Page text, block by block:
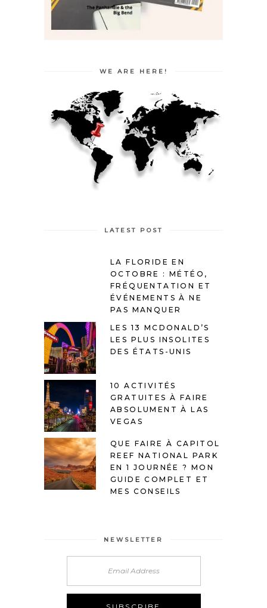
WE ARE HERE!
LATEST POST
LA FLORIDE EN
OCTOBRE : MÉTÉO,
FRÉQUENTATION ET
ÉVÉNEMENTS À NE
PAS MANQUER
LES 13 MCDONALD’S
LES PLUS INSOLITES
DES ÉTATS-UNIS
10 ACTIVITÉS
GRATUITES À FAIRE
ABSOLUMENT À LAS
VEGAS
QUE FAIRE À CAPITOL
REEF NATIONAL PARK
EN 1 JOURNÉE ? MON
GUIDE COMPLET ET
MES CONSEILS
NEWSLETTER